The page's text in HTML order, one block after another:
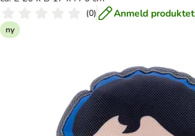
(0) Anmeld produktet
ny